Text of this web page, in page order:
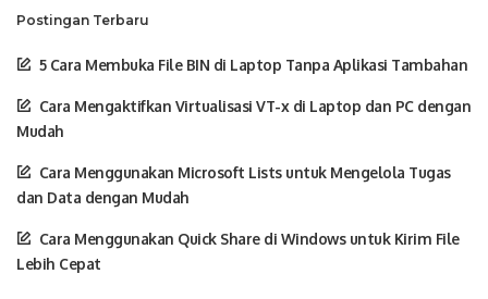
Postingan Terbaru
5 Cara Membuka File BIN di Laptop Tanpa Aplikasi Tambahan
Cara Mengaktifkan Virtualisasi VT-x di Laptop dan PC dengan
Mudah
Cara Menggunakan Microsoft Lists untuk Mengelola Tugas
dan Data dengan Mudah
Cara Menggunakan Quick Share di Windows untuk Kirim File
Lebih Cepat